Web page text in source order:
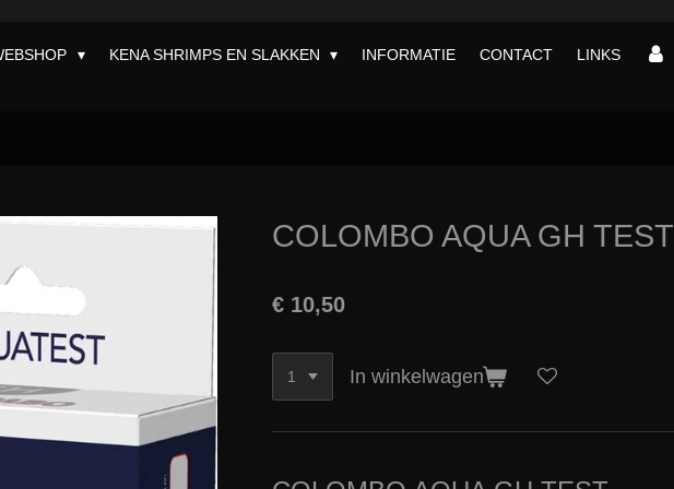
KENA SHRIMPS EN SLAKKEN INFORMATIE CONTACT LINKS
COLOMBO AQUA GH TEST
€ 10,50
In winkelwagen